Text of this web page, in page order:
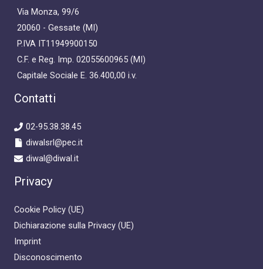
Via Monza, 99/6
20060 - Gessate (MI)
P.IVA IT11949900150
C.F. e Reg. Imp. 02055600965 (MI)
Capitale Sociale E. 36.400,00 i.v.
Contatti
02-95.38.38.45
diwalsrl@pec.it
diwal@diwal.it
Privacy
Cookie Policy (UE)
Dichiarazione sulla Privacy (UE)
Imprint
Disconoscimento